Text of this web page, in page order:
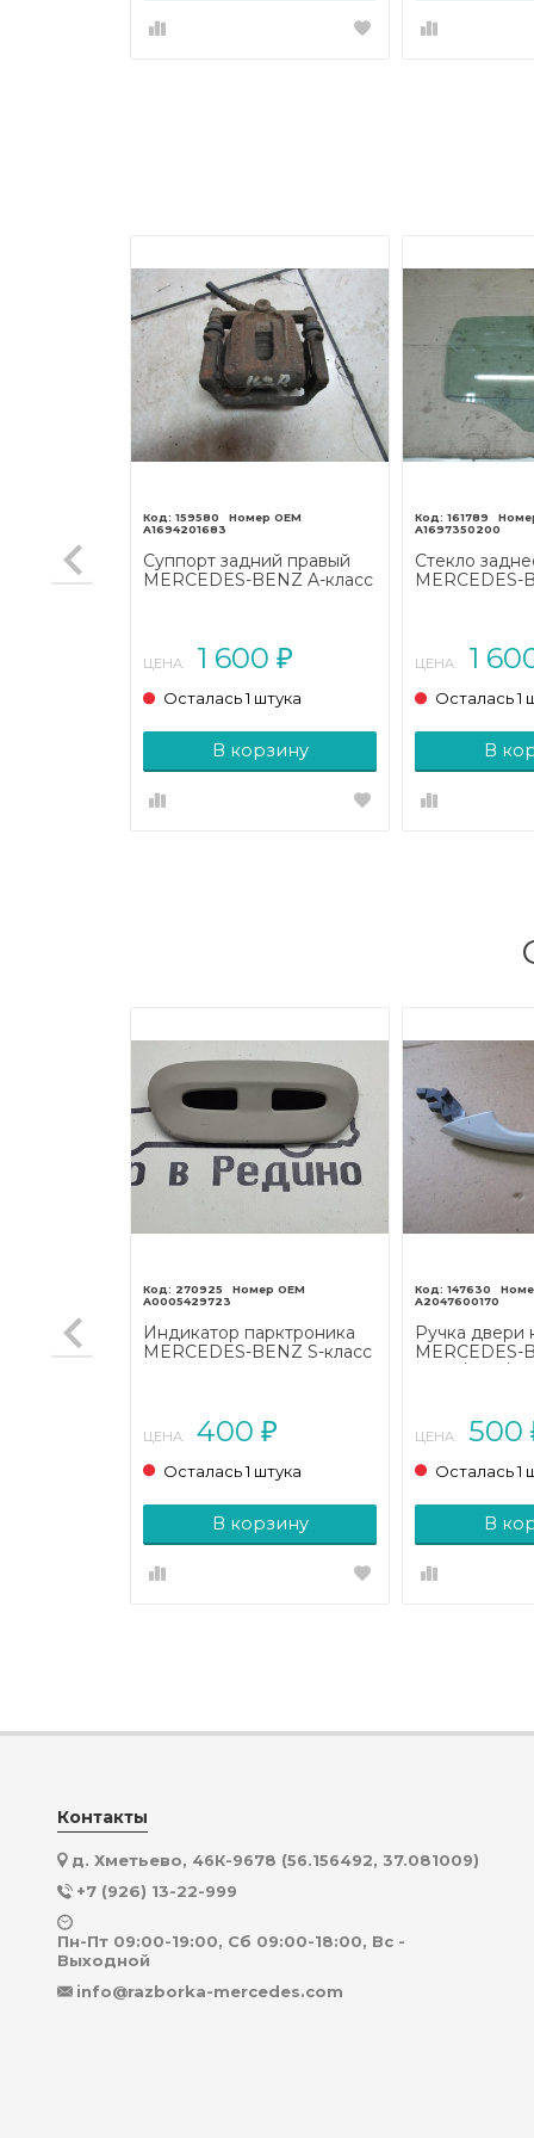
A-класс
159580
A1694201683
Суппорт задний правый
MERCEDES-BENZ A-класс
ЦЕНА: 1 600 ₽
Осталась 1 штука
В корзину
161789
A1697350200
Стекло
MERCEDES-
ЦЕНА: 1
Осталась 1
В
270925
A0005429723
Индикатор парктроника
MERCEDES-BENZ S-класс
ЦЕНА: 400 ₽
Осталась 1 штука
В корзину
147630
A2047600170
Ручка двери
MERCEDES-
ЦЕНА: 500
Осталась 1
В
Контакты
д. Хметьево, 46К-9678 (56.156492, 37.081009)
+7 (926) 13-22-999
Пн-Пт 09:00-19:00, Сб 09:00-18:00, Вс -
Выходной
info@razborka-mercedes.com